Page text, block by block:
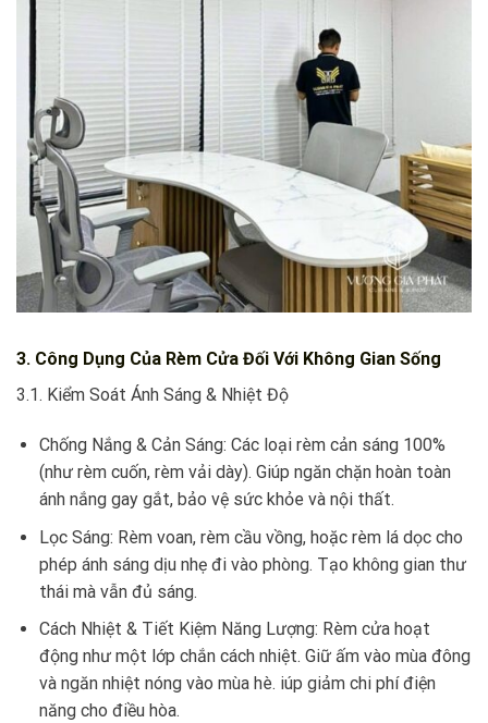
3. Công Dụng Của Rèm Cửa Đối Với Không Gian Sống
3.1. Kiểm Soát Ánh Sáng & Nhiệt Độ
Chống Nắng & Cản Sáng: Các loại rèm cản sáng 100%
(như rèm cuốn, rèm vải dày). Giúp ngăn chặn hoàn toàn
ánh nắng gay gắt, bảo vệ sức khỏe và nội thất.
Lọc Sáng: Rèm voan, rèm cầu vồng, hoặc rèm lá dọc cho
phép ánh sáng dịu nhẹ đi vào phòng. Tạo không gian thư
thái mà vẫn đủ sáng.
Cách Nhiệt & Tiết Kiệm Năng Lượng: Rèm cửa hoạt
động như một lớp chắn cách nhiệt. Giữ ấm vào mùa đông
và ngăn nhiệt nóng vào mùa hè. iúp giảm chi phí điện
năng cho điều hòa.